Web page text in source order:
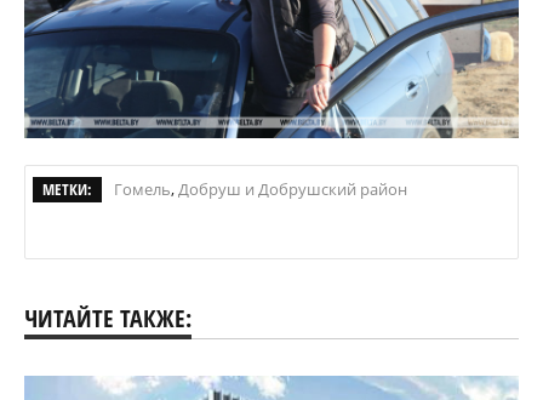
МЕТКИ: Гомель,Добруш и Добрушский район
ЧИТАЙТЕ ТАКЖЕ: